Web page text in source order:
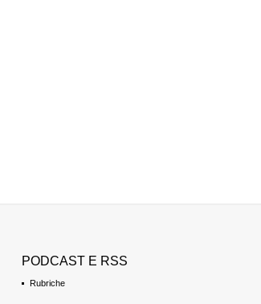
PODCAST E RSS
Rubriche